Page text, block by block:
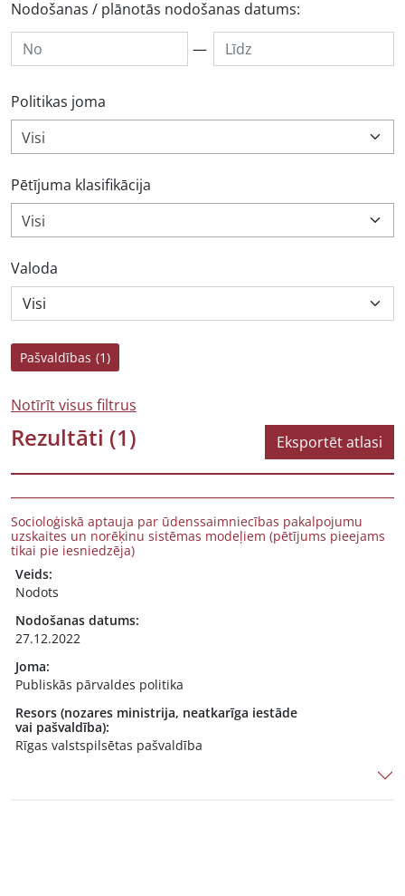
Nodošanas / plānotās nodošanas datums:
—
Politikas joma
Visi
Pētījuma klasifikācija
Visi
Valoda
Pašvaldības (1)
Notīrīt visus filtrus
Rezultāti (1) Eksportēt atlasi
Socioloģiskā aptauja par ūdenssaimniecības pakalpojumu
uzskaites un norēķinu sistēmas modeļiem (pētījums pieejams
tikai pie iesniedzēja)
Veids:
Nodots
Nodošanas datums:
27.12.2022
Joma:
Publiskās pārvaldes politika
Resors (nozares ministrija, neatkarīga iestāde
vai pašvaldība):
Rīgas valstspilsētas pašvaldība